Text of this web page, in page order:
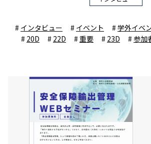
インタビュー イベント 学外イベ
20D
22D 重要 23D 参加